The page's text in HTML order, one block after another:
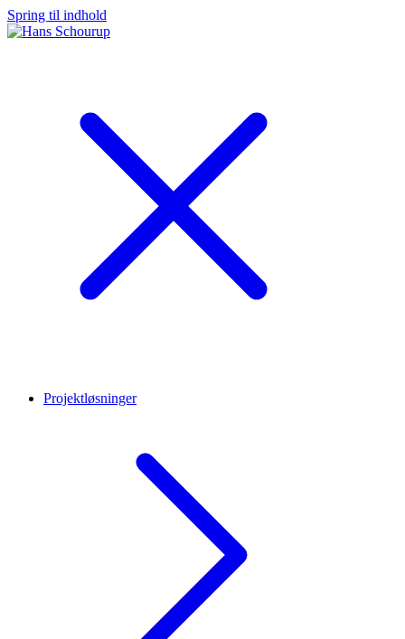
Spring til indhold
Projektløsninger